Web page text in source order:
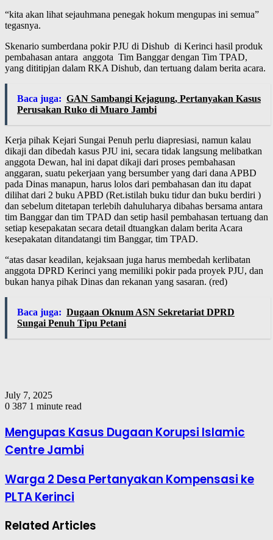
“kita akan lihat sejauhmana penegak hokum mengupas ini semua”
tegasnya.
Skenario sumberdana pokir PJU di Dishub di Kerinci hasil produk
pembahasan antara anggota Tim Banggar dengan Tim TPAD,
yang dititipjan dalam RKA Dishub, dan tertuang dalam berita acara.
Baca juga: GAN Sambangi Kejagung, Pertanyakan Kasus
Perusakan Ruko di Muaro Jambi
Kerja pihak Kejari Sungai Penuh perlu diapresiasi, namun kalau
dikaji dan dibedah kasus PJU ini, secara tidak langsung melibatkan
anggota Dewan, hal ini dapat dikaji dari proses pembahasan
anggaran, suatu pekerjaan yang bersumber yang dari dana APBD
pada Dinas manapun, harus lolos dari pembahasan dan itu dapat
dilihat dari 2 buku APBD (Ret.istilah buku tidur dan buku berdiri )
dan sebelum ditetapan terlebih dahuluharya dibahas bersama antara
tim Banggar dan tim TPAD dan setip hasil pembahasan tertuang dan
setiap kesepakatan secara detail dtuangkan dalam berita Acara
kesepakatan ditandatangi tim Banggar, tim TPAD.
“atas dasar keadilan, kejaksaan juga harus membedah kerlibatan
anggota DPRD Kerinci yang memiliki pokir pada proyek PJU, dan
bukan hanya pihak Dinas dan rekanan yang sasaran. (red)
Baca juga: Dugaan Oknum ASN Sekretariat DPRD
Sungai Penuh Tipu Petani
July 7, 2025
0 387 1 minute read
Mengupas Kasus Dugaan Korupsi Islamic
Centre Jambi
Warga 2 Desa Pertanyakan Kompensasi ke
PLTA Kerinci
Related Articles